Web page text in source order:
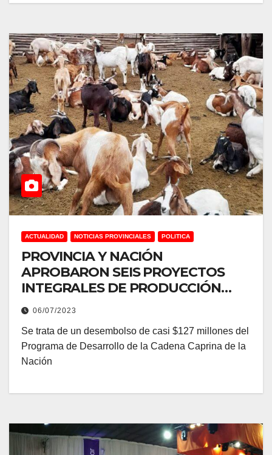
ACTUALIDAD NOTICIAS PROVINCIALES POLITICA
PROVINCIA Y NACIÓN
APROBARON SEIS PROYECTOS
INTEGRALES DE PRODUCCIÓN
CAPRINA QUE BENEFICIARÁN A
144 FAMILIAS RURALES
06/07/2023
Se trata de un desembolso de casi $127 millones del
Programa de Desarrollo de la Cadena Caprina de la
Nación